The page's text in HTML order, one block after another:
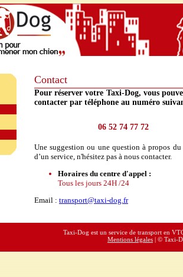
Contact
Pour réserver votre Taxi-Dog, vous
contacter par téléphone au numéro
06 52 74 77 72
Une suggestion ou une question à propos
d’un service, n'hésitez pas à nous contacter.
Horaires du centre d'appel :
Tous les jours 24H /24
Email : transport@taxi-dog.fr
Taxi-Dog est un service de transport en
Mentions légales | © Taxi-